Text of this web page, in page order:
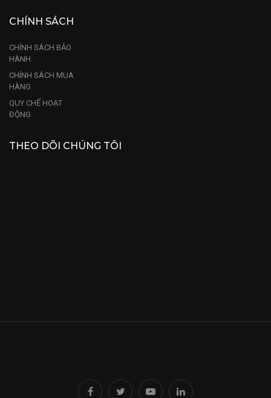
CHÍNH SÁCH
CHÍNH SÁCH BẢO
HÀNH
CHÍNH SÁCH MUA
HÀNG
QUY CHẾ HOẠT
ĐỘNG
THEO DÕI CHÚNG TÔI